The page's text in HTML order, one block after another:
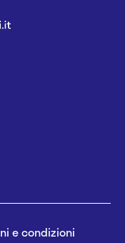
e condizioni